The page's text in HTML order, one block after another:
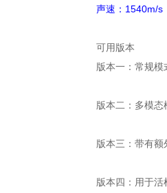
声速：1540m/s
可用版本
版本一：常规
版本二：多模
版本三：带有
版本四：用于